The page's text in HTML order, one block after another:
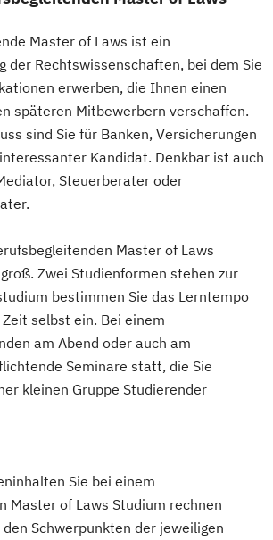
Master of Laws ist ein
der Rechtswissenschaften, bei dem Sie
erwerben, die Ihnen einen
späteren Mitbewerbern verschaffen.
sind Sie für Banken, Versicherungen
Kandidat. Denkbar ist auch
Steuerberater oder
Master of Laws
Zwei Studienformen stehen zur
bestimmen Sie das Lerntempo
selbst ein. Bei einem
am Abend oder auch am
Seminare statt, die Sie
kleinen Gruppe Studierender
Sie bei einem
Master of Laws Studium rechnen
Schwerpunkten der jeweiligen